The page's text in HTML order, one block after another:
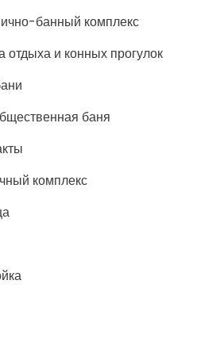
банный комплекс
отдыха и конных прогулок
баня
комплекс